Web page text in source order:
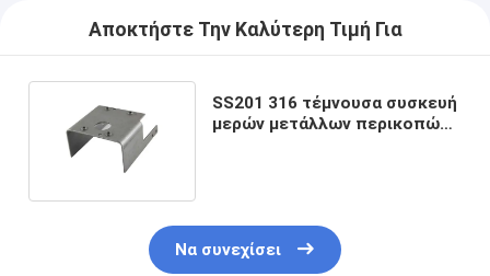
Αποκτήστε Την Καλύτερη Τιμή Για
SS201 316 τέμνουσα συσκευή
μερών μετάλλων περικοπών
Να συνεχίσει